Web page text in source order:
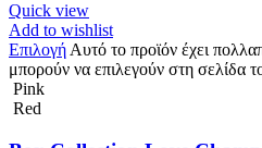
Quick view
Add to wishlist
Επιλογή Αυτό το προϊόν έχει
μπορούν να επιλεγούν στη σελίδα
Pink
Red